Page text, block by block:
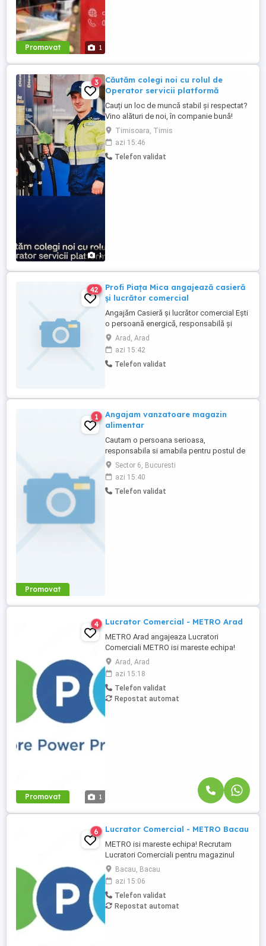
Promovat 1
1
3
Căutăm colegi noi cu rolul de
Operator servicii platformă
Cauți un loc de muncă stabil și respectat?
Vino alături de noi, în companie bună!
Angajăm operator servicii platformă la
stația OMV Timisoara 6 (Strada Andrei
Șaguna, nr 37 - Dorobanților) În fiecare zi,
avem grijă de mii de oameni și de mașinile
Timisoara, Timis
azi 15:46
Telefon validat
42
Profi Piața Mica angajează casieră
și lucrător comercial
Angajăm Casieră și lucrător comercial Ești
o persoană energică, responsabilă și
orientată spre client? Alătură-te echipei
noastre din magazinul Profi și
construiește o carieră într-un mediu stabil
și prietenos! Ce căutăm: Atitudine pozitivă
Arad, Arad
azi 15:42
Telefon validat
Promovat
1
Angajam vanzatoare magazin
alimentar
Cautam o persoana serioasa,
responsabila si amabila pentru postul de
vanzatoare intr-un magazin alimentar.
Oferim: Salariu 3.500 lei net luna; Ratie
saptamanala de produse; Comision din
vanzari, in functie de atingerea targetului
Sector 6, Bucuresti
azi 15:40
Telefon validat
Promovat 1
4 Lucrator Comercial - METRO Arad
METRO Arad angajeaza Lucratori
Comerciali METRO isi mareste echipa!
Recrutam Lucratori Comerciali pentru
magazinul METRO Arad, situat pe Sos.
Calea Zimandului, nr. 43C. Ce vei face:
Alimentarea rafturilor cu marfa; Aranjarea
produselor conform principiului FIFO;
Arad, Arad
azi 15:18
Telefon validat
Repostat automat
6 Lucrator Comercial - METRO Bacau
METRO isi mareste echipa! Recrutam
Lucratori Comerciali pentru magazinul
METRO Bacau, situat pe Sos. DN 2
(Bacau-Focsani), Nicolae Balcescu. Ce vei
face: Alimentarea rafturilor cu marfa;
Aranjarea produselor conform principiului
FIFO; Etichetarea produselor; Verificarea
Bacau, Bacau
azi 15:06
Telefon validat
Repostat automat